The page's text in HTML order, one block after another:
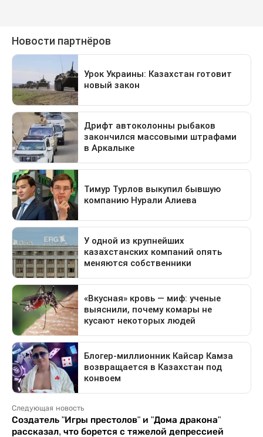
Следующая новость
Создатель "Игры престолов" и "Дома дракона"
рассказал, что борется с тяжелой депрессией